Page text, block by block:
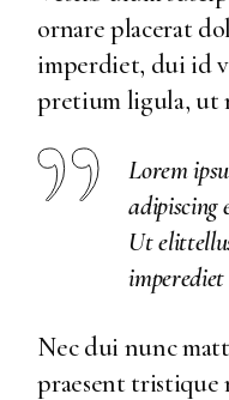
ornare placerat
imperdiet, dui id
pretium ligula, ut
Lorem
adipiscing
Ut
Nec dui nunc
praesent tristique